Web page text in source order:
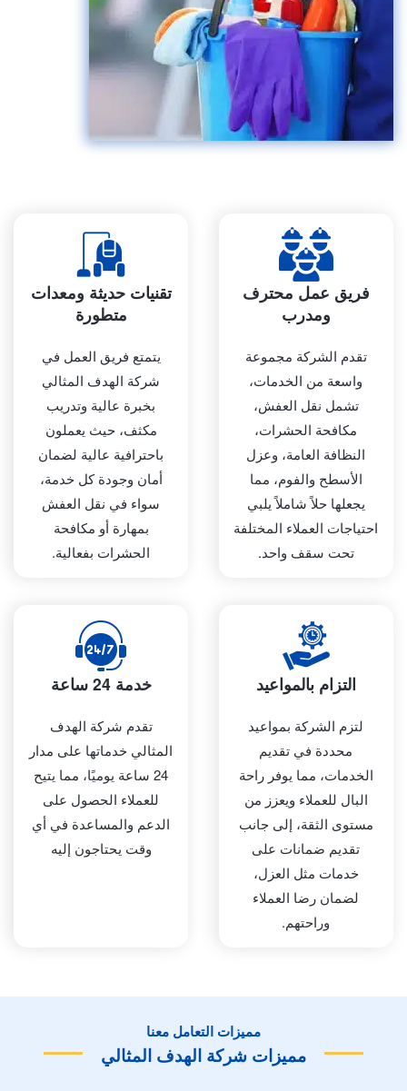
فريق عمل محترف
ومدرب
تقدم الشركة مجموعة
واسعة من الخدمات،
تشمل نقل العفش،
مكافحة الحشرات،
النظافة العامة، وعزل
الأسطح والفوم، مما
يجعلها حلاً شاملاً يلبي
احتياجات العملاء المختلفة
تحت سقف واحد.
تقنيات حديثة ومعدات
متطورة
يتمتع فريق العمل في
شركة الهدف المثالي
بخبرة عالية وتدريب
مكثف، حيث يعملون
باحترافية عالية لضمان
أمان وجودة كل خدمة،
سواء في نقل العفش
بمهارة أو مكافحة
الحشرات بفعالية.
التزام بالمواعيد
لتزم الشركة بمواعيد
محددة في تقديم
الخدمات، مما يوفر راحة
البال للعملاء ويعزز من
مستوى الثقة، إلى جانب
تقديم ضمانات على
خدمات مثل العزل،
لضمان رضا العملاء
وراحتهم.
خدمة 24 ساعة
تقدم شركة الهدف
المثالي خدماتها على مدار
24 ساعة يوميًا، مما يتيح
للعملاء الحصول على
الدعم والمساعدة في أي
وقت يحتاجون إليه
مميزات التعامل معنا
مميزات شركة الهدف المثالي